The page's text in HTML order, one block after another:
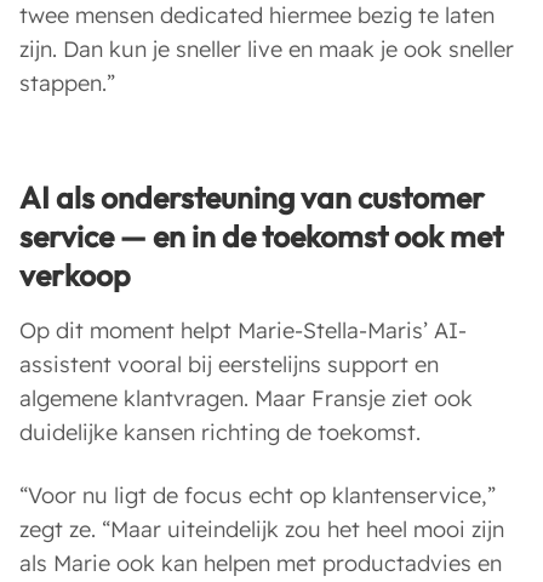
twee mensen dedicated hiermee bezig te laten
zijn. Dan kun je sneller live en maak je ook sneller
stappen.”
AI als ondersteuning van customer
service — en in de toekomst ook met
verkoop
Op dit moment helpt Marie-Stella-Maris’ AI-
assistent vooral bij eerstelijns support en
algemene klantvragen. Maar Fransje ziet ook
duidelijke kansen richting de toekomst.
“Voor nu ligt de focus echt op klantenservice,”
zegt ze. “Maar uiteindelijk zou het heel mooi zijn
als Marie ook kan helpen met productadvies en